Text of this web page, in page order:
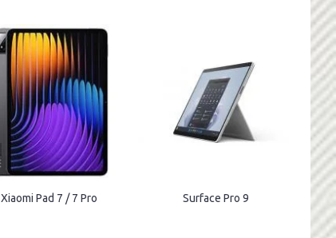
Xiaomi Pad 7 / 7 Pro Surface Pro 9